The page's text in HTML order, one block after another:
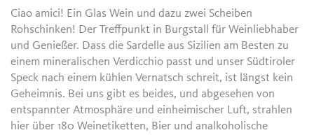
Ciao amici! Ein Glas Wein und dazu zwei Scheiben
Rohschinken! Der Treffpunkt in Burgstall für Weinliebhaber
und Genießer. Dass die Sardelle aus Sizilien am Besten zu
einem mineralischen Verdicchio passt und unser Südtiroler
Speck nach einem kühlen Vernatsch schreit, ist längst kein
Geheimnis. Bei uns gibt es beides, und abgesehen von
entspannter Atmosphäre und einheimischer Luft, strahlen
hier über 180 Weinetiketten, Bier und analkoholische